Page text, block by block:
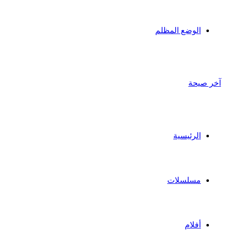
الوضع المظلم
آخر صيحة
الرئيسية
مسلسلات
أفلام